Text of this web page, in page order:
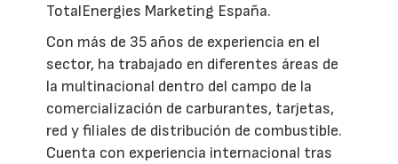
TotalEnergies Marketing España.
Con más de 35 años de experiencia en el
sector, ha trabajado en diferentes áreas de
la multinacional dentro del campo de la
comercialización de carburantes, tarjetas,
red y filiales de distribución de combustible.
Cuenta con experiencia internacional tras